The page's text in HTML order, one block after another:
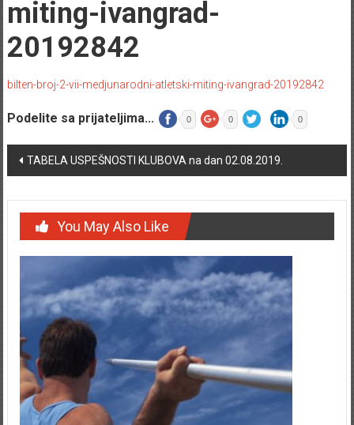
miting-ivangrad-
20192842
bilten-broj-2-vii-medjunarodni-atletski-miting-ivangrad-20192842
Podelite sa prijateljima... 0 0 0
Post navigation
TABELA USPEŠNOSTI KLUBOVA na dan 02.08.2019.
You May Also Like